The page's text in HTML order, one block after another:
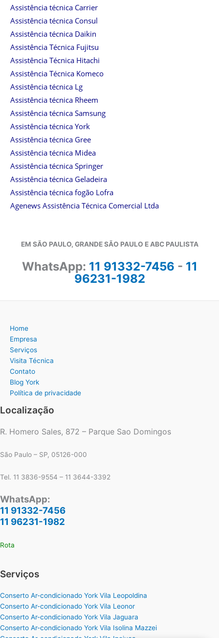
Assistência técnica Carrier
Assistência técnica Consul
Assistência técnica Daikin
Assistência Técnica Fujitsu
Assistência Técnica Hitachi
Assistência Técnica Komeco
Assistência técnica Lg
Assistência técnica Rheem
Assistência técnica Samsung
Assistência técnica York
Assistência técnica Gree
Assistência técnica Midea
Assistência técnica Springer
Assistência técnica Geladeira
Assistência técnica fogão Lofra
Agenews Assistência Técnica Comercial Ltda
EM SÃO PAULO, GRANDE SÃO PAULO E ABC PAULISTA
WhatsApp: 11 91332-7456 - 11
96231-1982
Home
Empresa
Serviços
Visita Técnica
Contato
Blog York
Política de privacidade
Localização
R. Homero Sales, 872 – Parque Sao Domingos
São Paulo – SP, 05126-000
Tel. 11 3836-9554 – 11 3644-3392
WhatsApp:
11 91332-7456
11 96231-1982
Rota
Serviços
Conserto Ar-condicionado York Vila Leopoldina
Conserto Ar-condicionado York Vila Leonor
Conserto Ar-condicionado York Vila Jaguara
Conserto Ar-condicionado York Vila Isolina Mazzei